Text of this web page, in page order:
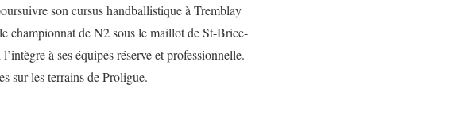
son cursus handballistique à Tremblay
championnat de N2 sous le maillot de St-Brice-
à ses équipes réserve et professionnelle.
sur les terrains de Proligue.